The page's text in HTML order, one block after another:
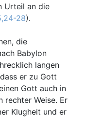
Urteil an die
28).
die
Babylon
langen
er zu Gott
Gott auch in
rechter Weise. Er
Klugheit und er